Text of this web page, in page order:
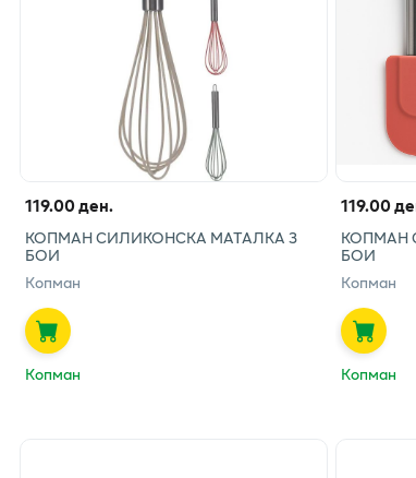
119.00 ден.
КОПМАН СИЛИКОНСКА МАТАЛКА 3
БОИ
Копман
Копман
119.00
КОПМАН
БОИ
Копман
Копман